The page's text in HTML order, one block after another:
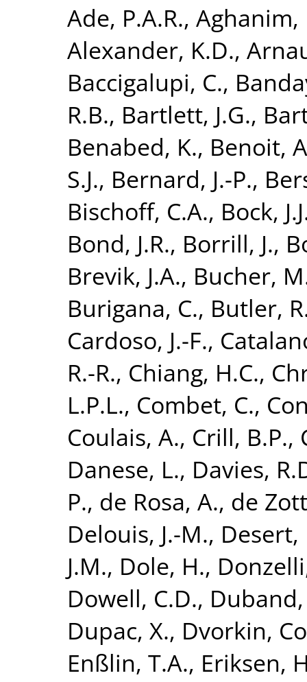
Ade, P.A.R., Aghanim,
Alexander, K.D.,
Baccigalupi, C.,
R.B., Bartlett, J.G.,
Benabed, K., Benoit,
S.J., Bernard, J.-P.,
Bischoff, C.A., Bock,
Bond, J.R., Borrill, J.,
Brevik, J.A., Bucher,
Burigana, C., Butler,
Cardoso, J.-F.,
R.-R., Chiang, H.C.,
L.P.L., Combet, C.,
Coulais, A., Crill, B.P.,
Danese, L., Davies,
P., de Rosa, A., de
Delouis, J.-M., Desert,
J.M., Dole, H.,
Dowell, C.D.,
Dupac, X., Dvorkin,
Enßlin, T.A., Eriksen,